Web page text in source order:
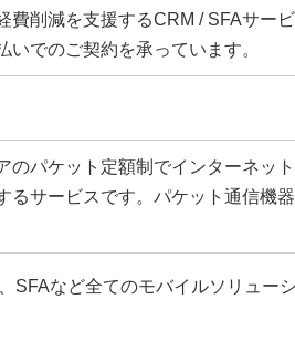
費削減を支援するCRM / SFAサー
いでのご契約を承っています。
のパケット定額制でインターネッ
るサービスです。パケット通信機
SFAなど全てのモバイルソリュー